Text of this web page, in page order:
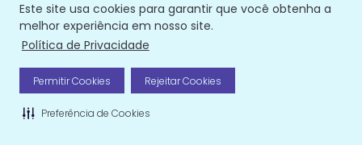
Este site usa cookies para garantir que você obtenha a
melhor experiência em nosso site.
Política de Privacidade
Permitir Cookies Rejeitar Cookies
Preferência de Cookies